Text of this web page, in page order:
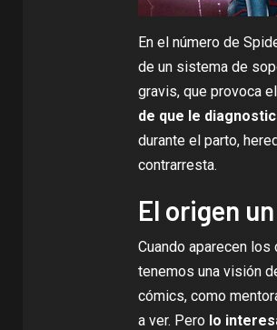
En el número de
de un sistema de
gravis, que provoca
de que le
durante el parto,
contrarresta.
El origen
Cuando aparecen
tenemos una visión
cómics, como
a ver. Perolo